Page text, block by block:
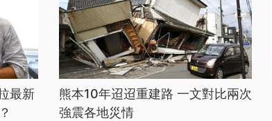
最新
熊本10年迢迢重建路 一文對比兩次
強震各地災情